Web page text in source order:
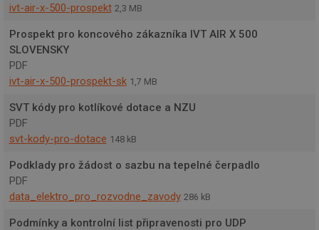
ivt-air-x-500-prospekt 2,3 MB
Prospekt pro koncového zákazníka IVT AIR X 500
SLOVENSKY
PDF
ivt-air-x-500-prospekt-sk 1,7 MB
SVT kódy pro kotlíkové dotace a NZU
PDF
svt-kody-pro-dotace 148 kB
Podklady pro žádost o sazbu na tepelné čerpadlo
PDF
data_elektro_pro_rozvodne_zavody 286 kB
Podmínky a kontrolní list připravenosti pro UDP